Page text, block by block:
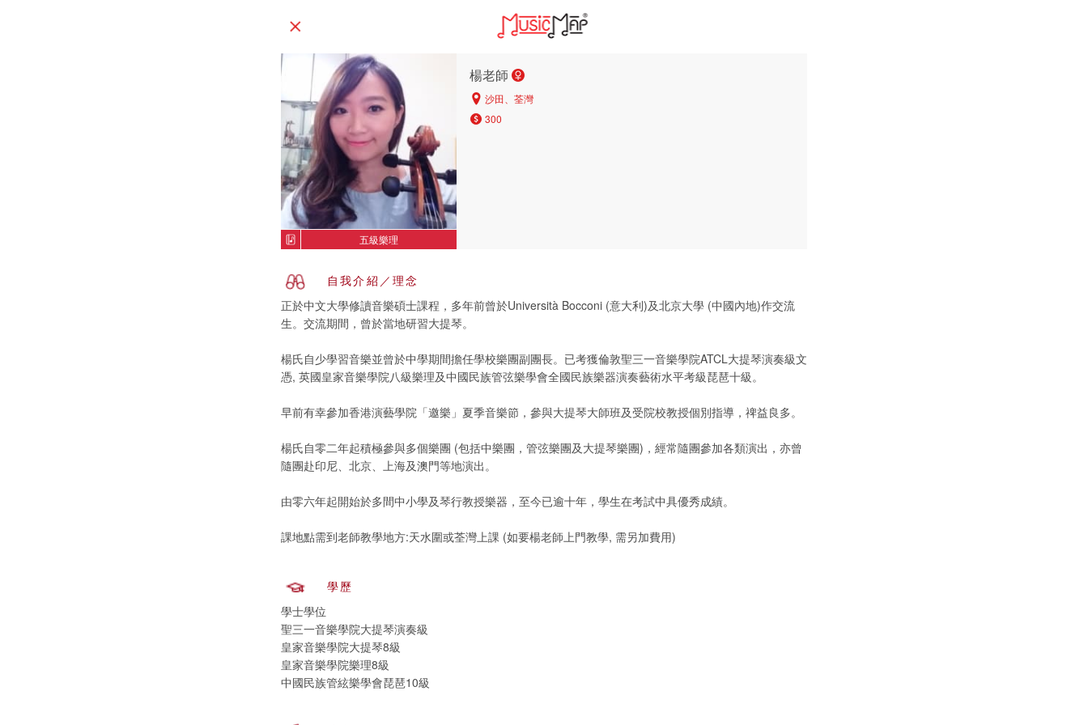
五級樂理
楊老師
沙田、荃灣
300
自我介紹／理念
正於中文大學修讀音樂碩士課程，多年前曾於Università Bocconi (意大利)及北京大學 (中國內地)作交流
生。交流期間，曾於當地研習大提琴。
楊氏自少學習音樂並曾於中學期間擔任學校樂團副團長。已考獲倫敦聖三一音樂學院ATCL大提琴演奏級文
憑, 英國皇家音樂學院八級樂理及中國民族管弦樂學會全國民族樂器演奏藝術水平考級琵琶十級。
早前有幸參加香港演藝學院「邀樂」夏季音樂節，參與大提琴大師班及受院校教授個別指導，禆益良多。
楊氏自零二年起積極參與多個樂團 (包括中樂團，管弦樂團及大提琴樂團)，經常隨團參加各類演出，亦曾
隨團赴印尼、北京、上海及澳門等地演出。
由零六年起開始於多間中小學及琴行教授樂器，至今已逾十年，學生在考試中具優秀成績。
課地點需到老師教學地方:天水圍或荃灣上課 (如要楊老師上門教學, 需另加費用)
學歷
學士學位
聖三一音樂學院大提琴演奏級
皇家音樂學院大提琴8級
皇家音樂學院樂理8級
中國民族管絃樂學會琵琶10級